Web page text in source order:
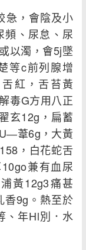
，會陰及小
頻、尿怠、尿
以濁，會5j墜
等c前列腺增
紅，舌苔黃
毒G方用八正
玄12g，扁蓄
葦6g，大黃
，白花蛇舌
兼有血尿
黃12g3痛甚
香9g。熱至於
、年Hl別．水